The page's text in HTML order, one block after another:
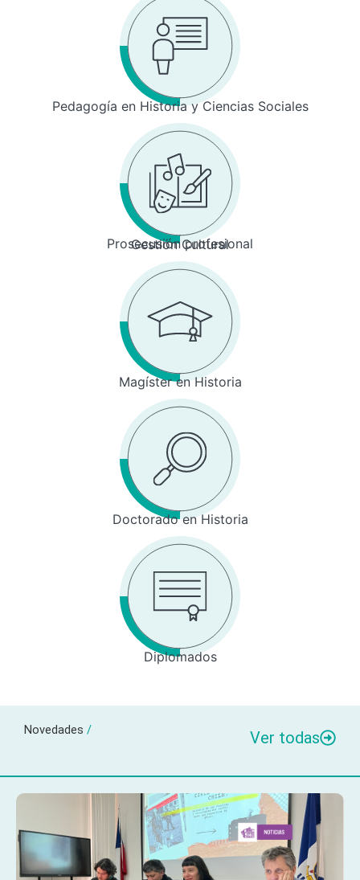
Pedagogía en Historia y Ciencias Sociales
Prosecusión profesional
Gestión Cultural
Magíster en Historia
Doctorado en Historia
Diplomados
Novedades / Ver todas